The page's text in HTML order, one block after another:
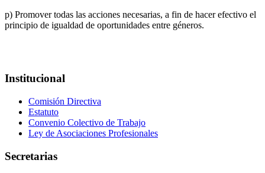
p) Promover todas las acciones necesarias, a fin de hacer efectivo el
principio de igualdad de oportunidades entre géneros.
Institucional
Comisión Directiva
Estatuto
Convenio Colectivo de Trabajo
Ley de Asociaciones Profesionales
Secretarias